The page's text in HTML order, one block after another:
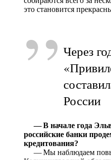
это становится
” Через
России
— В начале года
российские банки
кредитования?
— Мы наблюдаем